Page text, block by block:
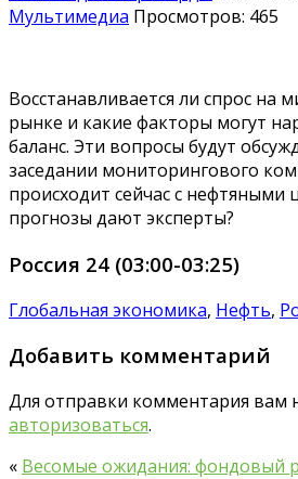
Мультимедиа Просмотров: 465
Восстанавливается ли спрос на
рынке и какие факторы могут
баланс. Эти вопросы будут
заседании мониторингового
происходит сейчас с нефтяными
прогнозы дают эксперты?
Россия 24 (03:00-03:25)
Глобальная экономика, Нефть,
Добавить комментарий
Для отправки комментария вам
авторизоваться.
« Весомые ожидания: фондовый